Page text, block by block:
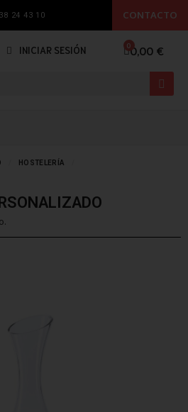
24 43 10 CONTACTO
INICIAR SESIÓN 0,00 €
HOSTELERÍA